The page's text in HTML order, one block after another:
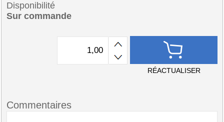
Disponibilité
Sur commande
RÉACTUALISER
Commentaires